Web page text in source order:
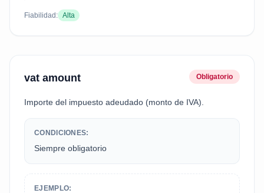
Fiabilidad: Alta
vat amount Obligatorio
Importe del impuesto adeudado (monto de IVA).
CONDICIONES:
Siempre obligatorio
EJEMPLO: